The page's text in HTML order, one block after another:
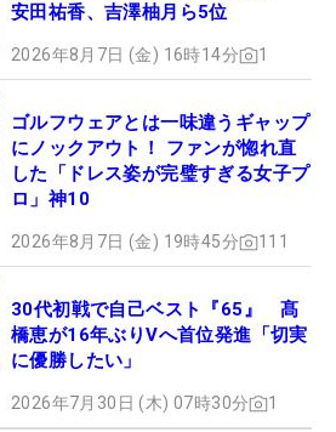
安田祐香、吉澤柚月ら5位
2026年8月7日 (金) 16時14分 1
ゴルフウェアとは一味違うギャップ
にノックアウト！ ファンが惚れ直
した「ドレス姿が完璧すぎる女子プ
ロ」神10
2026年8月7日 (金) 19時45分 111
30代初戦で自己ベスト『65』 髙
橋恵が16年ぶりVへ首位発進「切実
に優勝したい」
2026年7月30日 (木) 07時30分 1